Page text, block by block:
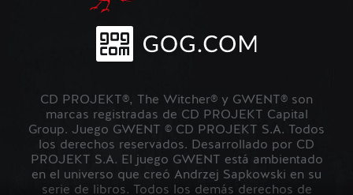
CD PROJEKT®, The Witcher® y GWENT® son
marcas registradas de CD PROJEKT Capital
Group. Juego GWENT © CD PROJEKT S.A. Todos
los derechos reservados. Desarrollado por CD
PROJEKT S.A. El juego GWENT está ambientado
en el universo que creó Andrzej Sapkowski en su
serie de libros. Todos los demás derechos de